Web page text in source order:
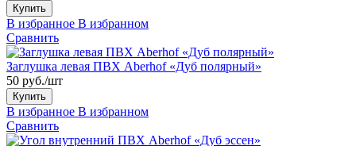
Купить
В избранное В избранном
Сравнить
Заглушка левая ПВХ Aberhof «Дуб полярный»
50 руб./шт
Купить
В избранное В избранном
Сравнить